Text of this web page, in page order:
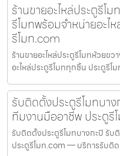
ร้านขายอะไหล่ประตูรีโ
รีโมทพร้อมจำหน่ายอะไ
รีโมท.com
ร้านขายอะไหล่ประตูรีโมทห้วยขว
อะไหล่ประตูรีโมททุกชิ้น ประตูรี
รับติดตั้งประตูรีโมทบา
ทีมงานมืออาชีพ ประตูรี
รับติดตั้งประตูรีโมทบางกะปิ รั
ประตูรีโมท.com — บริการรับติ